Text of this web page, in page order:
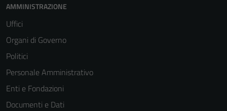
AMMINISTRAZIONE
Uffici
Organi di Governo
Politici
Personale Amministrativo
Enti e Fondazioni
Documenti e Dati